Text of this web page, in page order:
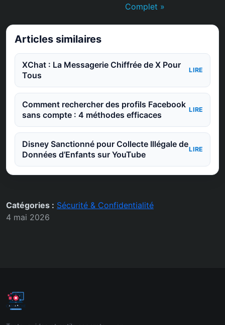
Complet »
Articles similaires
XChat : La Messagerie Chiffrée de X Pour
Tous
LIRE
Comment rechercher des profils Facebook
sans compte : 4 méthodes efficaces
LIRE
Disney Sanctionné pour Collecte Illégale de
Données d’Enfants sur YouTube
LIRE
Catégories : Sécurité & Confidentialité
4 mai 2026